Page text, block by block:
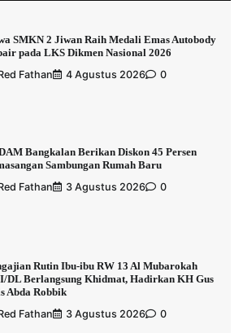
SMKN 2 Jiwan Raih Medali Emas Autobody
pada LKS Dikmen Nasional 2026
Fathan
4 Agustus 2026 0
Bangkalan Berikan Diskon 45 Persen
Sambungan Rumah Baru
Fathan
3 Agustus 2026 0
Rutin Ibu-ibu RW 13 Al Mubarokah
DL Berlangsung Khidmat, Hadirkan KH Gus
Abda Robbik
Fathan
3 Agustus 2026 0